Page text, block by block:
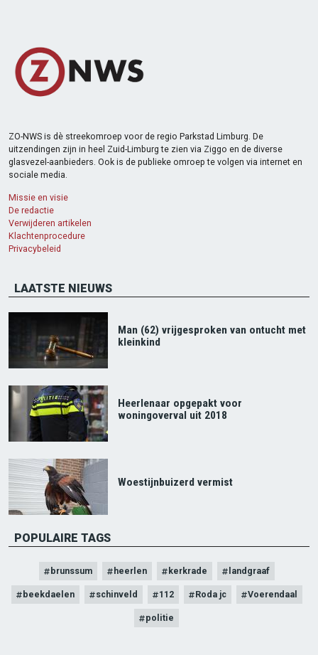
ZO-NWS is dè streekomroep voor de regio Parkstad Limburg. De
uitzendingen zijn in heel Zuid-Limburg te zien via Ziggo en de diverse
glasvezel-aanbieders. Ook is de publieke omroep te volgen via internet en
sociale media.
Missie en visie
De redactie
Verwijderen artikelen
Klachtenprocedure
Privacybeleid
LAATSTE NIEUWS
Man (62) vrijgesproken van ontucht met
kleinkind
Heerlenaar opgepakt voor
woningoverval uit 2018
Woestijnbuizerd vermist
POPULAIRE TAGS
brunssum heerlen kerkrade landgraaf
beekdaelen schinveld 112 Roda jc Voerendaal
politie